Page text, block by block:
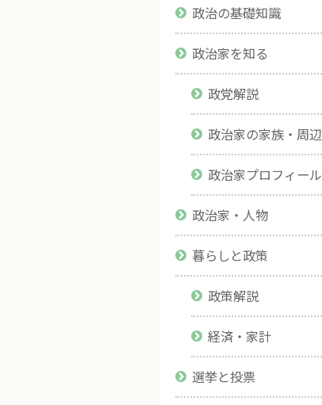
政治の基礎知識
政治家を知る
政党解説
政治家の家族・周辺
政治家プロフィール
政治家・人物
暮らしと政策
政策解説
経済・家計
選挙と投票